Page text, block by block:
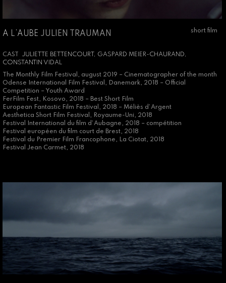
A L’AUBE JULIEN TRAUMAN short film
CAST
JULIETTE BETTENCOURT, GASPARD MEIER-CHAURAND,
CONSTANTIN VIDAL
The Monthly Film Festival, august 2019 – Cinematographer of the month
Odense International Film Festival, Danemark, 2018 – Official
Competition – Youth Award
FerFilm Fest, Kosovo, 2018 – Best Short Film
European Fantastic Film Festival, 2018 – Méliès d’Argent
Aesthetica Short Film Festival, Royaume-Uni, 2018
Festival International du film d’Aubagne, 2018 – compétition
Festival européen du film court de Brest, 2018
Festival du Premier Film Francophone, La Ciotat, 2018
Festival Jean Carmet, 2018